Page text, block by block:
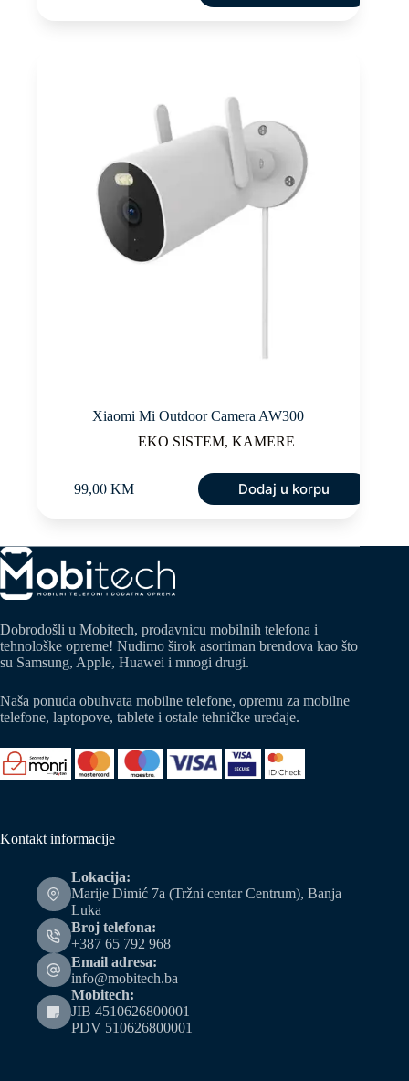
Xiaomi Mi Outdoor Camera AW300
EKO SISTEM,KAMERE
99,00 KM Dodaj u korpu
Dobrodošli u Mobitech, prodavnicu mobilnih telefona i
tehnološke opreme! Nudimo širok asortiman brendova kao što
su Samsung, Apple, Huawei i mnogi drugi.
Naša ponuda obuhvata mobilne telefone, opremu za mobilne
telefone, laptopove, tablete i ostale tehničke uređaje.
Kontakt informacije
Lokacija:
Marije Dimić 7a (Tržni centar Centrum), Banja
Luka
Broj telefona:
+387 65 792 968
Email adresa:
info@mobitech.ba
Mobitech:
JIB 4510626800001
PDV 510626800001